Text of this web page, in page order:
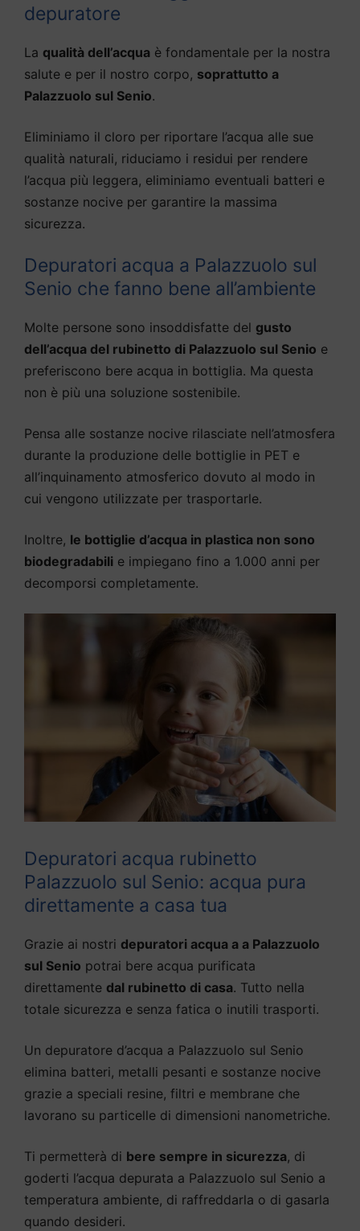
depuratore
La qualità dell’acqua è fondamentale per la nostra
salute e per il nostro corpo, soprattutto a
Palazzuolo sul Senio.
Eliminiamo il cloro per riportare l’acqua alle sue
qualità naturali, riduciamo i residui per rendere
l’acqua più leggera, eliminiamo eventuali batteri e
sostanze nocive per garantire la massima
sicurezza.
Depuratori acqua a Palazzuolo sul
Senio che fanno bene all’ambiente
Molte persone sono insoddisfatte del gusto
dell’acqua del rubinetto di Palazzuolo sul Senio e
preferiscono bere acqua in bottiglia. Ma questa
non è più una soluzione sostenibile.
Pensa alle sostanze nocive rilasciate nell’atmosfera
durante la produzione delle bottiglie in PET e
all’inquinamento atmosferico dovuto al modo in
cui vengono utilizzate per trasportarle.
Inoltre, le bottiglie d’acqua in plastica non sono
biodegradabili e impiegano fino a 1.000 anni per
decomporsi completamente.
Depuratori acqua rubinetto
Palazzuolo sul Senio: acqua pura
direttamente a casa tua
Grazie ai nostri depuratori acqua a a Palazzuolo
sul Senio potrai bere acqua purificata
direttamente dal rubinetto di casa. Tutto nella
totale sicurezza e senza fatica o inutili trasporti.
Un depuratore d’acqua a Palazzuolo sul Senio
elimina batteri, metalli pesanti e sostanze nocive
grazie a speciali resine, filtri e membrane che
lavorano su particelle di dimensioni nanometriche.
Ti permetterà di bere sempre in sicurezza, di
goderti l’acqua depurata a Palazzuolo sul Senio a
temperatura ambiente, di raffreddarla o di gasarla
quando desideri.